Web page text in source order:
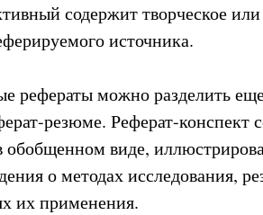
содержит творческое
источника.
рефераты можно разделить
резюме. Реферат-конспект
виде,
о методах исследования,
их применения.